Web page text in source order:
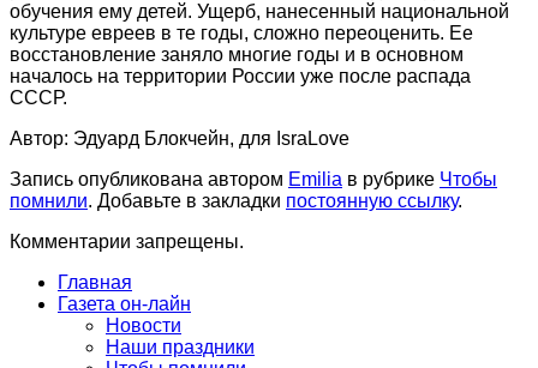
обучения ему детей. Ущерб, нанесенный национальной
культуре евреев в те годы, сложно переоценить. Ее
восстановление заняло многие годы и в основном
началось на территории России уже после распада
СССР.
Автор: Эдуард Блокчейн, для IsraLove
Запись опубликована автором Emilia в рубрике Чтобы
помнили. Добавьте в закладки постоянную ссылку.
Комментарии запрещены.
Главная
Газета он-лайн
Новости
Наши праздники